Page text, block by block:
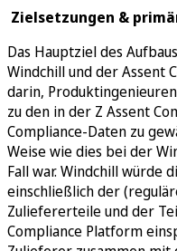
Zielsetzungen &
Das Hauptziel des
Windchill und der Assent
darin,
zu den in der Z Assent
Compliance-Daten zu
Weise wie dies bei der
Fall war. Windchill würde
einschließlich der
Zuliefererteile und der
Compliance Platform